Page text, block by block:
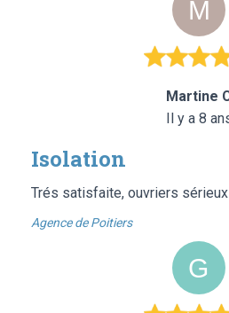
Martine
Il y a 8
Isolation
Trés satisfaite, ouvriers
Agence de Poitiers